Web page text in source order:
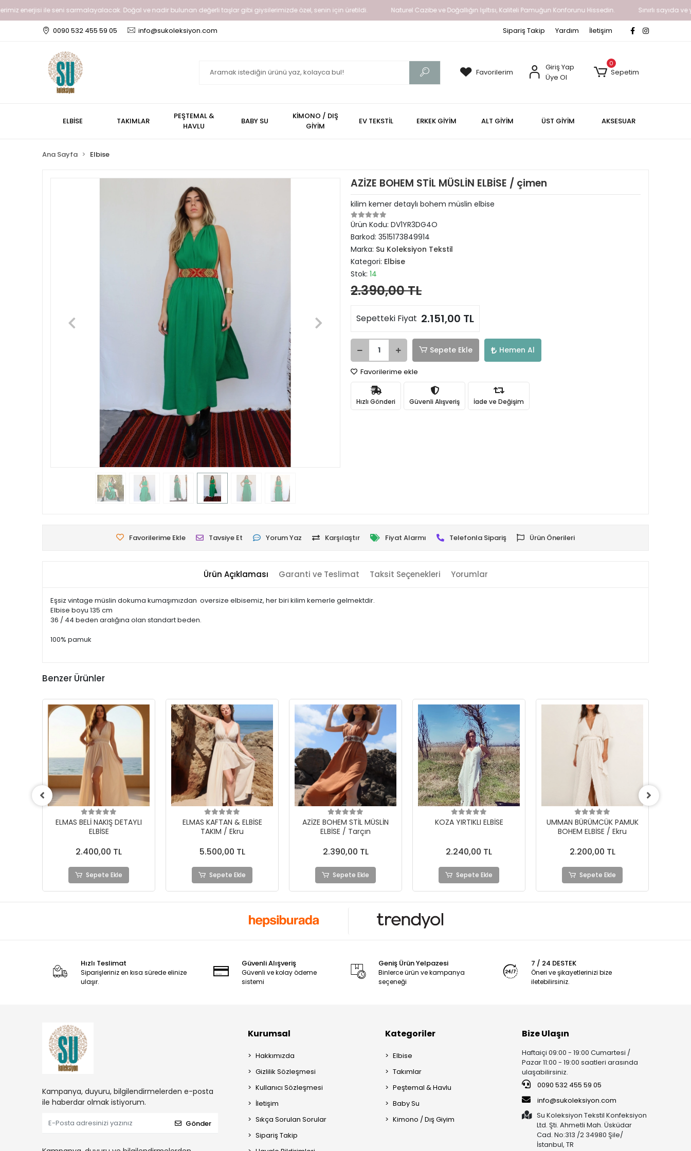
enerjisi ile seni sarmalayalacak. Doğal ve nadir bulunan değerli taşlar gibi giysilerimizde özel, senin için üretildi. Naturel Cazibe ve Doğallığın Işıltısı, Kaliteli Pamuğun Konforunu Hissedin. Sınırlı sayıda ve
0090 532 455 59 05 info@sukoleksiyon.com Sipariş Takip Yardım İletişim
Favorilerim
Giriş Yap
Üye Ol
0
Sepetim
ELBİSE TAKIMLAR
PEŞTEMAL &
HAVLU
BABY SU
KİMONO / DIŞ
GİYİM
EV TEKSTİL ERKEK GİYİM ALT GİYİM ÜST GİYİM AKSESUAR
Ana Sayfa Elbise
AZİZE BOHEM STİL MÜSLİN ELBİSE / çimen
kilim kemer detaylı bohem müslin elbise
Ürün Kodu: DV1YR3DG4O
Barkod: 3515173849914
Marka: Su Koleksiyon Tekstil
Kategori: Elbise
Stok: 14
2.390,00 TL
Sepetteki Fiyat 2.151,00 TL
Sepete Ekle Hemen Al
Favorilerime ekle
Hızlı Gönderi Güvenli Alışveriş İade ve Değişim
Favorilerime Ekle Tavsiye Et Yorum Yaz Karşılaştır Fiyat Alarmı Telefonla Sipariş Ürün Önerileri
Ürün Açıklaması Garanti ve Teslimat Taksit Seçenekleri Yorumlar
Eşsiz vintage müslin dokuma kumaşımızdan oversize elbisemiz, her biri kilim kemerle gelmektdir.
Elbise boyu 135 cm
36 / 44 beden aralığına olan standart beden.
100% pamuk
Benzer Ürünler
ELMAS KAFTAN & ELBİSE
TAKIM / Ekru
5.500,00 TL
Sepete Ekle
AZİZE BOHEM STİL MÜSLİN
ELBİSE / Tarçın
2.390,00 TL
Sepete Ekle
KOZA YIRTIKLI ELBİSE
2.240,00 TL
Sepete Ekle
UMMAN BÜRÜMCÜK PAMUK
2.200,00 TL
Sepete Ekle
UMMAN BÜRÜMCÜK PAMUK
BOHEM ELBİSE / Siyah
%4
2.200,00 TL
Sepete Ekle
Hızlı Teslimat
Siparişleriniz en kısa sürede elinize
ulaşır.
Güvenli Alışveriş
Güvenli ve kolay ödeme
sistemi
Geniş Ürün Yelpazesi
Binlerce ürün ve kampanya
seçeneği
7 / 24 DESTEK
Öneri ve şikayetlerinizi bize
iletebilirsiniz.
Kampanya, duyuru, bilgilendirmelerden e-posta
ile haberdar olmak istiyorum.
Gönder
Kurumsal
Hakkımızda
Gizlilik Sözleşmesi
Kullanıcı Sözleşmesi
İletişim
Sıkça Sorulan Sorular
Sipariş Takip
Kategoriler
Elbise
Takımlar
Peştemal & Havlu
Baby Su
Kimono / Dış Giyim
Bize Ulaşın
Haftaiçi 09:00 - 19:00 Cumartesi /
Pazar 11:00 - 19:00 saatleri arasında
ulaşabilirsiniz.
0090 532 455 59 05
info@sukoleksiyon.com
Su Koleksiyon Tekstil Konfeksiyon
Ltd. Şti. Ahmetli Mah. Üsküdar
Cad. No:313 /2 34980 Şile/
İstanbul, TR